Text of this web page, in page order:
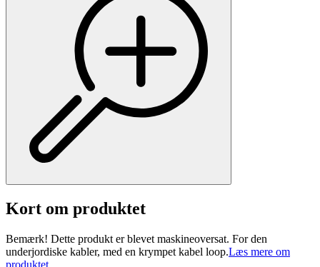
Kort om produktet
Bemærk! Dette produkt er blevet maskineoversat. For den
underjordiske kabler, med en krympet kabel loop.Læs mere om